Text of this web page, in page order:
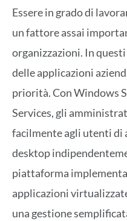
Essere in grado di
un fattore assai
organizzazioni. In
delle applicazioni
priorità. Con Windows
Services, gli
facilmente agli utenti di
desktop
piattaforma
applicazioni
una gestione